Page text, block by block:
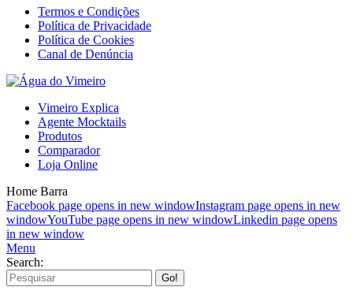
Termos e Condições
Política de Privacidade
Política de Cookies
Canal de Denúncia
Vimeiro Explica
Agente Mocktails
Produtos
Comparador
Loja Online
Home Barra
Facebook page opens in new windowInstagram page opens in new
windowYouTube page opens in new windowLinkedin page opens
in new window
Menu
Search: